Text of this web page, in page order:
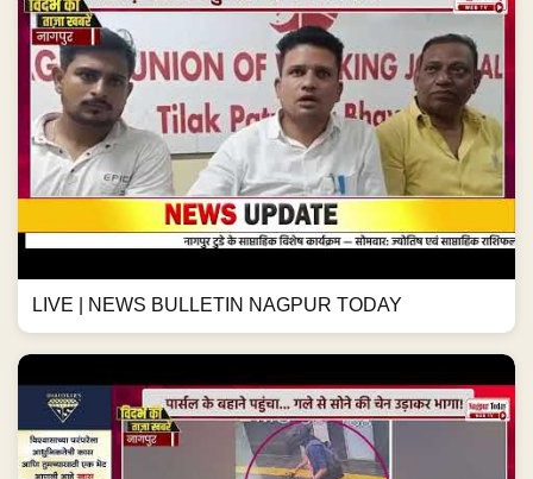
LIVE | NEWS BULLETIN NAGPUR TODAY